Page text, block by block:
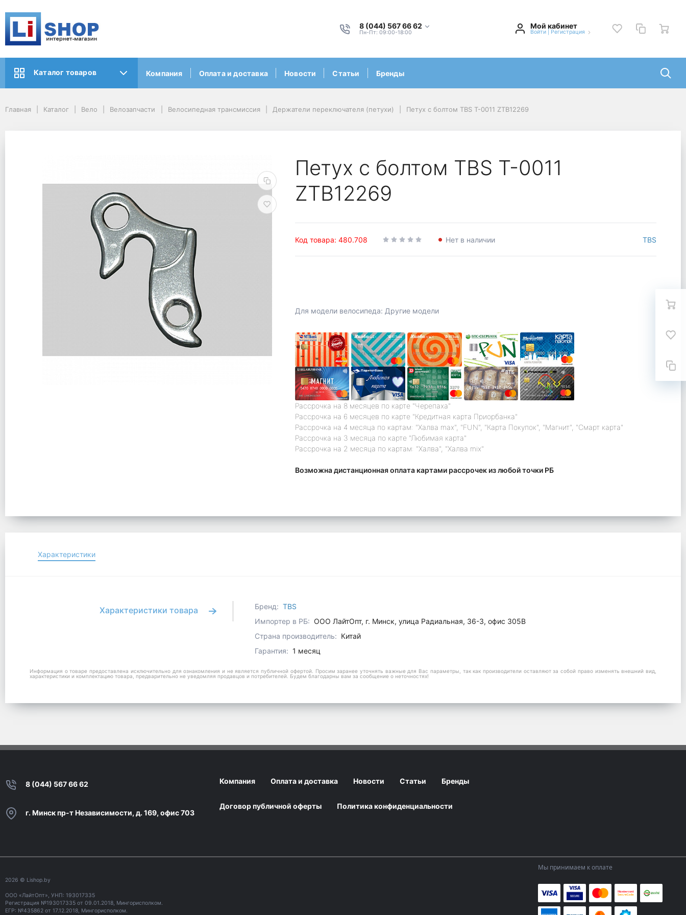
8 (044) 567 66 62
Пн-Пт: 09:00-18:00
Мой кабинет
Войти Регистрация
Каталог товаров Компания Оплата и доставка Новости Статьи Бренды
Главная Каталог Вело Велозапчасти Велосипедная трансмиссия Держатели переключателя (петухи) Петух с болтом TBS T-0011 ZTB12269
Петух с болтом TBS T-0011
ZTB12269
Код товара: 480.708 Нет в наличии TBS
Для модели велосипеда: Другие модели
Рассрочка на 8 месяцев по карте "Черепаха"
Рассрочка на 6 месяцев по карте "Кредитная карта Приорбанка"
Рассрочка на 4 месяца по картам: "Халва max", "FUN", "Карта Покупок", "Магнит", "Смарт карта"
Рассрочка на 3 месяца по карте "Любимая карта"
Рассрочка на 2 месяца по картам: "Халва", "Халва mix"
Возможна дистанционная оплата картами рассрочек из любой точки РБ
Характеристики
Характеристики товара Бренд: TBS
Импортер в РБ: ООО ЛайтОпт, г. Минск, улица Радиальная, 36-3, офис 305В
Страна производитель: Китай
Гарантия: 1 месяц
Информация о товаре предоставлена исключительно для ознакомления и не является публичной офертой. Просим заранее уточнять важные для Вас параметры, так как производители оставляют за собой право изменять внешний вид,
характеристики и комплектацию товара, предварительно не уведомляя продавцов и потребителей. Будем благодарны вам за сообщение о неточностях!
8 (044) 567 66 62
г. Минск пр-т Независимости, д. 169, офис 703
Компания Оплата и доставка Новости Статьи Бренды
Договор публичной оферты Политика конфиденциальности
2026 © Lishop.by
ООО «ЛайтОпт», УНП: 193017335
Регистрация №193017335 от 09.01.2018, Мингорисполком.
ЕГР: №435862 от 17.12.2018, Мингорисполком.
Мы принимаем к оплате